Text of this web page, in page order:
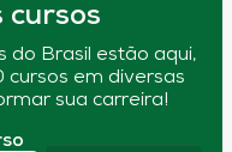
cursos
do Brasil estão aqui,
cursos em diversas
sua carreira!